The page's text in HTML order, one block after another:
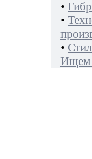
•
•
•
Ищем